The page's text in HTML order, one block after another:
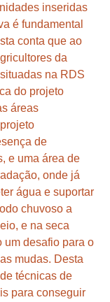
inseridas
é fundamental
conta que ao
da
na RDS
do projeto
áreas
de
e uma área de
onde já
água e suportar
chuvoso a
e na seca
um desafio para o
mudas. Desta
técnicas de
para conseguir